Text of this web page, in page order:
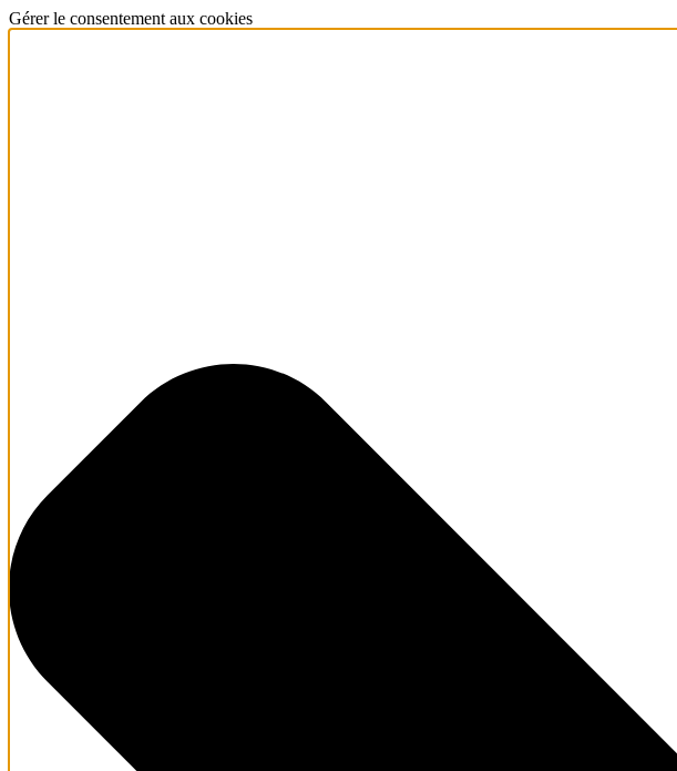
Gérer le consentement aux cookies